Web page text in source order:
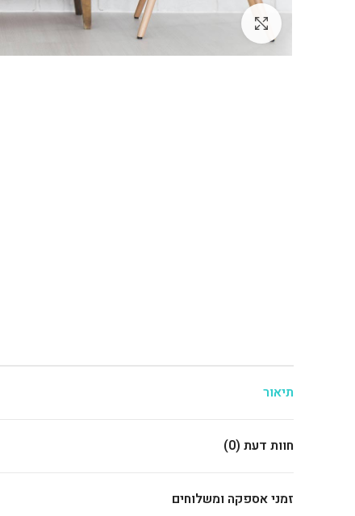
תיאור
חוות דעת (0)
זמני אספקה ומשלוחים